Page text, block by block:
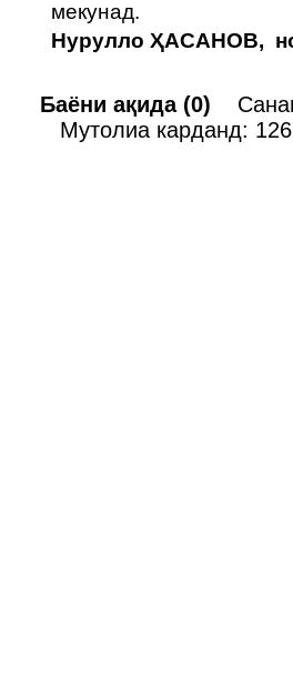
Нурулло ҲАСАНОВ,
Баёни ақида (0)
Мутолиа карданд: